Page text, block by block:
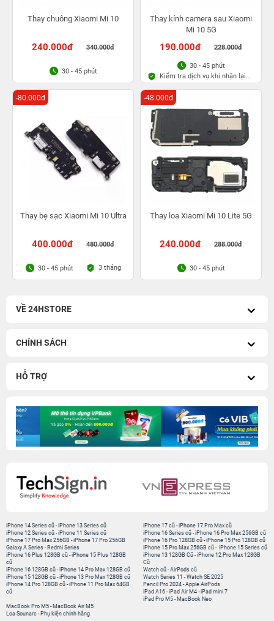
Thay chuông Xiaomi Mi 10
240.000đ 340.000đ
30 - 45 phút
Thay kính camera sau Xiaomi
Mi 10 5G
190.000đ 228.000đ
30 - 45 phút
Kiểm tra dịch vụ khi nhận lại
máy
Thay bẹ sạc Xiaomi Mi 10 Ultra
400.000đ 480.000đ
-80.000đ
30 - 45 phút 3 tháng
Thay loa Xiaomi Mi 10 Lite 5G
240.000đ 288.000đ
-48.000đ
30 - 45 phút
VỀ 24HSTORE
CHÍNH SÁCH
HỖ TRỢ
iPhone 14 Series cũ -iPhone 13 Series cũ
iPhone 12 Series cũ -iPhone 11 Series cũ
iPhone 17 Pro Max 256GB -iPhone 17 Pro 256GB
Galaxy A Series - Redmi Series
iPhone 17 cũ -iPhone 17 Pro Max cũ
iPhone 16 Series cũ - iPhone 16 Pro Max 256GB cũ
iPhone 16 Pro 128GB cũ -iPhone 15 Pro 128GB cũ
iPhone 15 Pro Max 256GB cũ - iPhone 15 Series cũ
iPhone 16 Plus 128GB cũ -iPhone 15 Plus 128GB
cũ
iPhone 16 128GB cũ -iPhone 14 Pro Max 128GB cũ
iPhone 15 128GB cũ -iPhone 13 Pro Max 128GB cũ
iPhone 14 Pro 128GB cũ -iPhone 11 Pro Max 64GB
cũ
iPhone 13 128GB Cũ -iPhone 12 Pro Max 128GB
Cũ
Watch cũ -AirPods cũ
Watch Series 11 -Watch SE 2025
Pencil Pro 2024 -Apple AirPods
iPad A16 -iPad Air M4 -iPad mini 7
iPad Pro M5 - MacBook Neo
MacBook Pro M5 - MacBook Air M5
Loa Sounarc - Phụ kiện chính hãng